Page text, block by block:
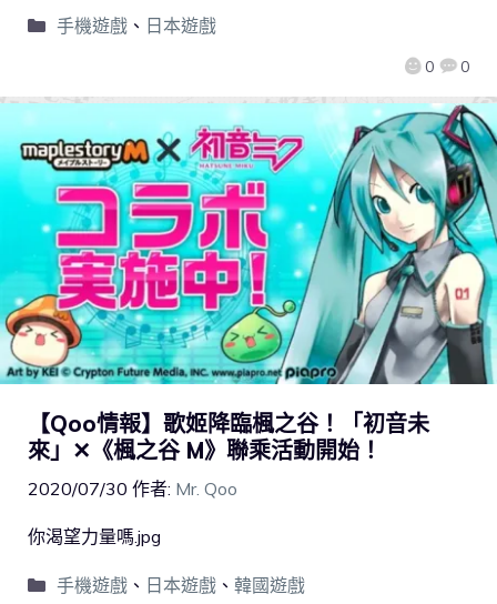
0 0
手機遊戲、 日本遊戲
【Qoo情報】歌姬降臨楓之谷！「初音未
來」✕《楓之谷 M》聯乘活動開始！
2020/07/30 作者: Mr. Qoo
你渴望力量嗎.jpg
手機遊戲、 日本遊戲、 韓國遊戲